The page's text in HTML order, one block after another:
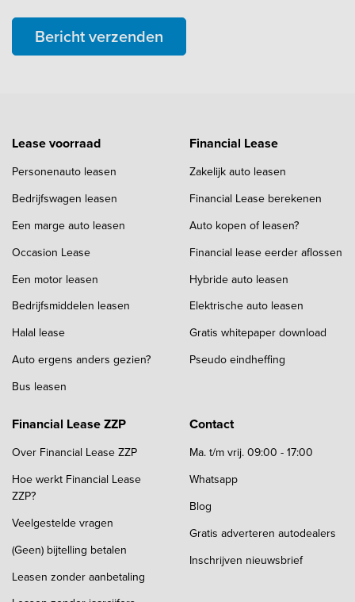
Bericht verzenden
Lease voorraad
Personenauto leasen
Bedrijfswagen leasen
Een marge auto leasen
Occasion Lease
Een motor leasen
Bedrijfsmiddelen leasen
Halal lease
Auto ergens anders gezien?
Bus leasen
Financial Lease
Zakelijk auto leasen
Financial Lease berekenen
Auto kopen of leasen?
Financial lease eerder aflossen
Hybride auto leasen
Elektrische auto leasen
Gratis whitepaper download
Pseudo eindheffing
Financial Lease ZZP
Over Financial Lease ZZP
Hoe werkt Financial Lease
ZZP?
Veelgestelde vragen
(Geen) bijtelling betalen
Leasen zonder aanbetaling
Contact
Ma. t/m vrij. 09:00 - 17:00
Whatsapp
Blog
Gratis adverteren autodealers
Inschrijven nieuwsbrief